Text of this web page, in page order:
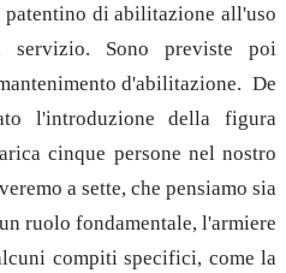
di abilitazione all'uso
servizio. Sono previste poi
d'abilitazione. De
l'introduzione della figura
cinque persone nel nostro
a sette, che pensiamo sia
ruolo fondamentale, l'armiere
compiti specifici, come la